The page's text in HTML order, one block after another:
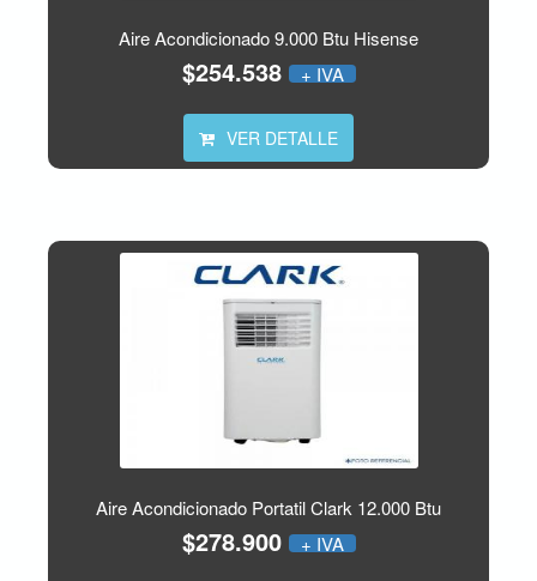
Aire Acondicionado 9.000 Btu Hisense
$254.538 + IVA
VER DETALLE
Aire Acondicionado Portatil Clark 12.000 Btu
$278.900 + IVA